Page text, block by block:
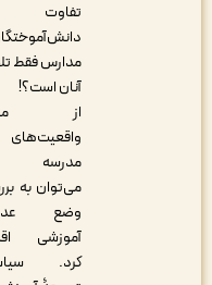
دانش‌آموختگان
مدارس فقط تلاش
آنان است؟!
از منظر
واقعیت‌‎های
مدرسه نیز
می‌توان به بررسی
وضع عدالت
آموزشی اقدام
کرد. سیاست